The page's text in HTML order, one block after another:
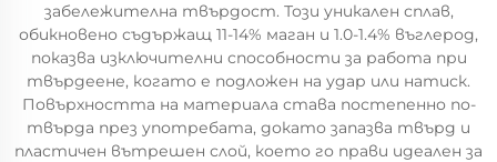
забележителна твърдост. Този уникален сплав,
обикновено съдържащ 11-14% маган и 1.0-1.4% въглерод,
показва изключителни способности за работа при
твърдеене, когато е подложен на удар или натиск.
Повърхността на материала става постепенно по-
твърда през употребата, докато запазва твърд и
пластичен вътрешен слой, което го прави идеален за